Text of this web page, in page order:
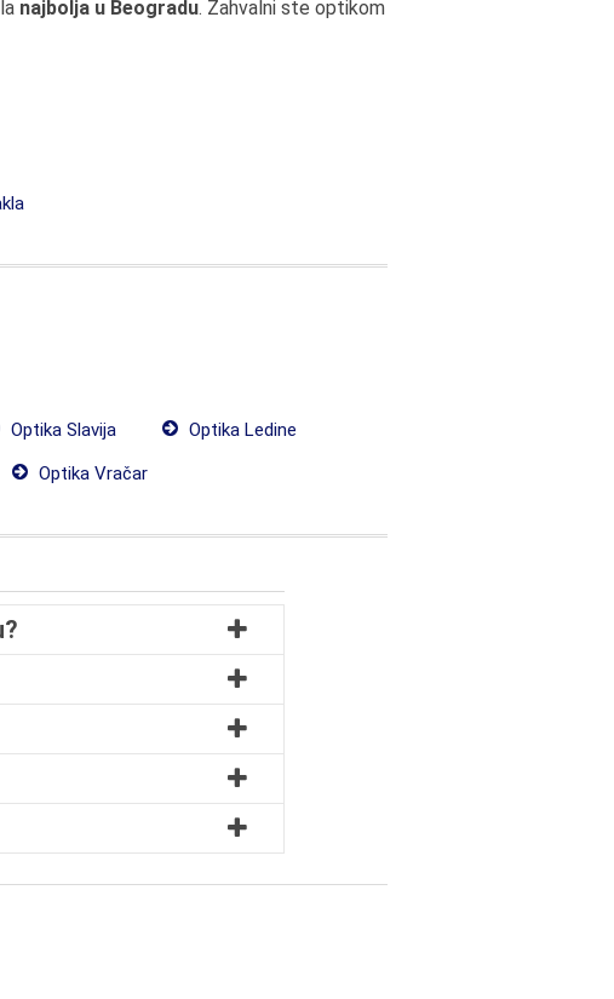
najbolja u Beogradu. Zahvalni ste optikom
Optika Slavija
Optika Ledine
Optika Vračar